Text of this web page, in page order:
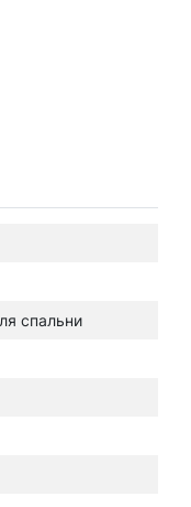
спальни